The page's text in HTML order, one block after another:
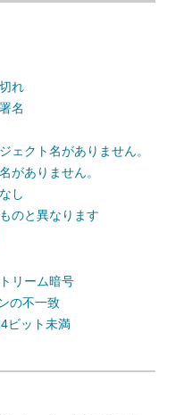
れ
名
ェクト名がありません。
がありません。
し
のと異なります
リーム暗号
の不一致
ビット未満